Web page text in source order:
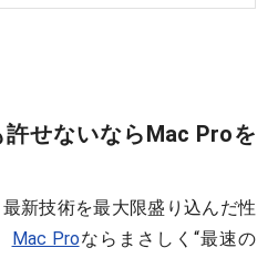
せないならMac Proを
新技術を最大限盛り込んだ性
Mac Proならまさしく“最速の